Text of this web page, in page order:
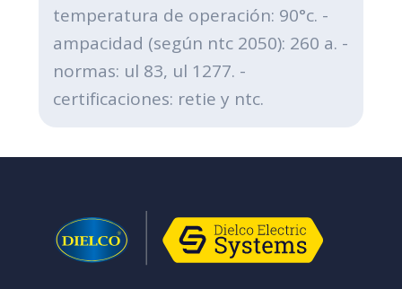
temperatura de operación: 90°c. -
ampacidad (según ntc 2050): 260 a. -
normas: ul 83, ul 1277. -
certificaciones: retie y ntc.